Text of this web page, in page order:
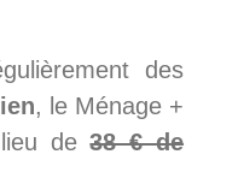
des
, le Ménage +
de38 € de